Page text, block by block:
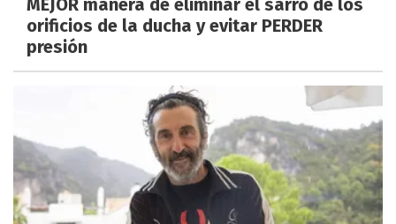
orificios de la ducha y evitar PERDER
presión